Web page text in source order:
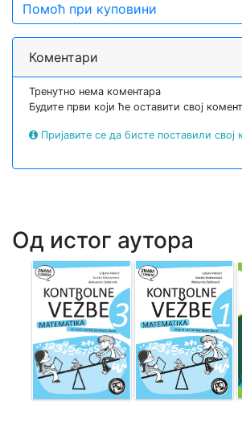
Помоћ при куповини
Коментари
Тренутно нема коментара
Будите први који ће оставити свој
Пријавите се да бисте поставили свој
Од истог аутора